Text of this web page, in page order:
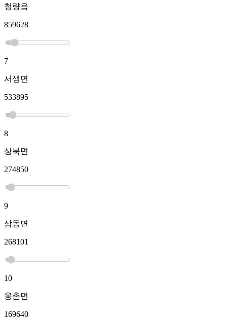
청량읍
859628
7
서생면
533895
8
상북면
274850
9
삼동면
268101
10
웅촌면
169640